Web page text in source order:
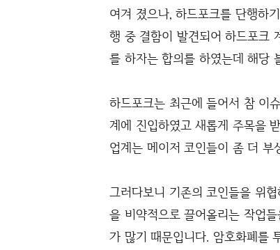
여겨 졌으나, 하드포크를 단행하
행 중 결함이 발견되어 하드포크
를 하자는 합의를 하였는데 해당
하드포크는 최근에 들어서 참 이
계에 진입하였고 새롭게 주목을
업계는 메이저 코인들이 좀 더 부
그러다보니 기존의 코인들을 위
을 비약적으로 끌어올리는 작업
가 많기 때문입니다. 암호화폐를